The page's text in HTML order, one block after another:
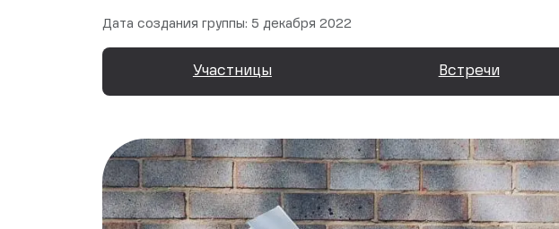
Дата создания группы: 5 декабря 2022
Участницы Встречи